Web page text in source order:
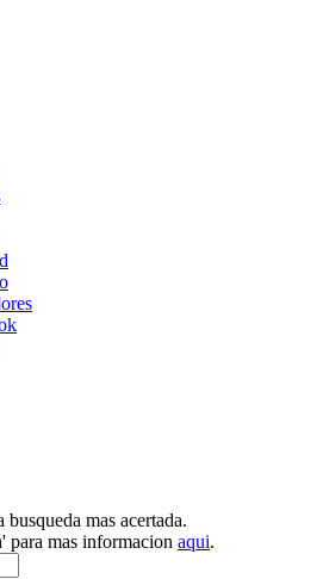
mas acertada.
para mas informacion aqui.